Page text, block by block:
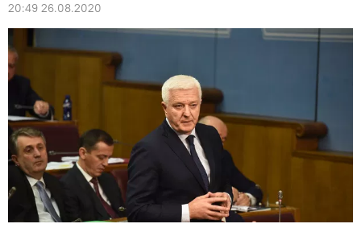
20:49 26.08.2020